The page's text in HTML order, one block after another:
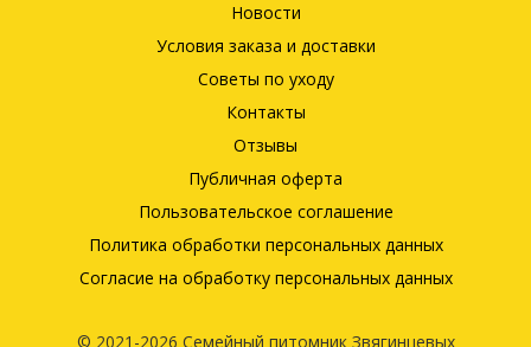
Новости
Условия заказа и доставки
Советы по уходу
Контакты
Отзывы
Публичная оферта
Пользовательское соглашение
Политика обработки персональных данных
Согласие на обработку персональных данных
© 2021-2026 Семейный питомник Звягинцевых